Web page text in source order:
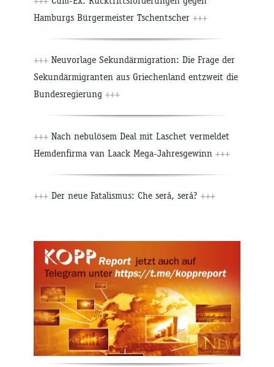
Hamburgs Bürgermeister Tschentscher +++
+++ Neuvorlage Sekundärmigration: Die Frage der
Sekundärmigranten aus Griechenland entzweit die
Bundesregierung +++
+++ Nach nebulösem Deal mit Laschet vermeldet
Hemdenfirma van Laack Mega-Jahresgewinn +++
+++ Der neue Fatalismus: Che será, será? +++